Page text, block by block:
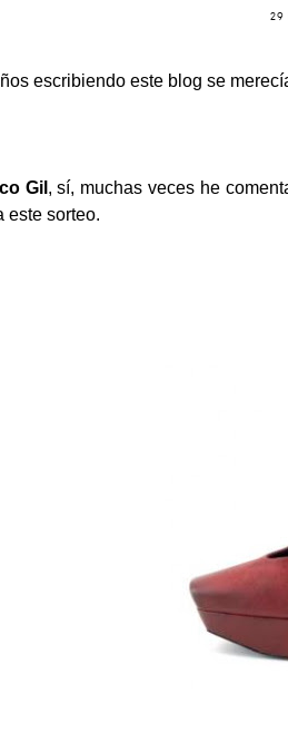
29
escribiendo este blog se
Gil , sí, muchas veces he
este sorteo.